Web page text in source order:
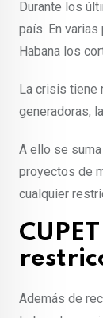
Durante los
país. En
Habana los
La crisis tiene
generadoras,
A ello se
proyectos de
cualquier
Además de